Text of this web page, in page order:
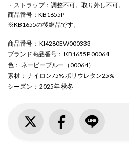
・ストラップ：調整不可。取り外し不可。
商品番号：KB1655P
※KB1655の後継品です。
商品番号 ： KI4280EW000333
ブランド商品番号 ： KB1655P 00064
色 ： ネービーブルー（00064）
素材 ： ナイロン75% ポリウレタン25%
シーズン ： 2025年 秋冬